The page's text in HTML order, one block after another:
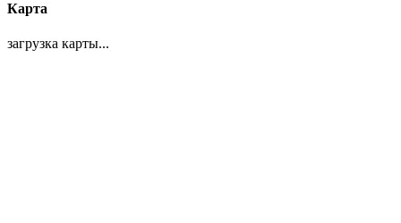
Карта
загрузка карты...